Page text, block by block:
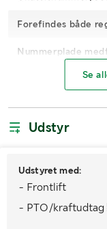
Forefindes både
Nummerplade
Gearkasse
4WD
Køretøjsstatus
Antal nøgler
Se
Udstyr
Udstyret med:
- Frontlift
- PTO/kraftudtag